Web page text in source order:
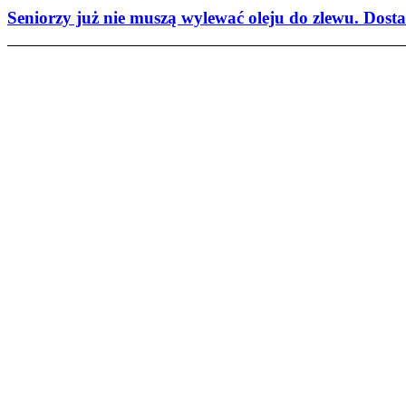
Seniorzy już nie muszą wylewać oleju do zlewu.